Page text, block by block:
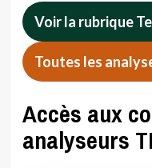
Voir la rubrique
Toutes les
Accès aux
analyseurs